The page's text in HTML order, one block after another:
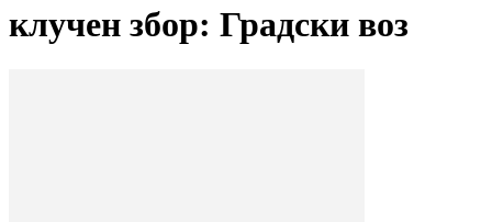
клучен збор: Градски воз